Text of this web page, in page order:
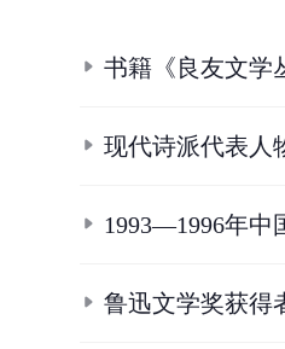
书籍《良友文学
现代诗派代表人
1993—1996年中
鲁迅文学奖获得